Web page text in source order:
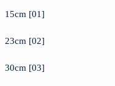
15cm [01]
23cm [02]
30cm [03]